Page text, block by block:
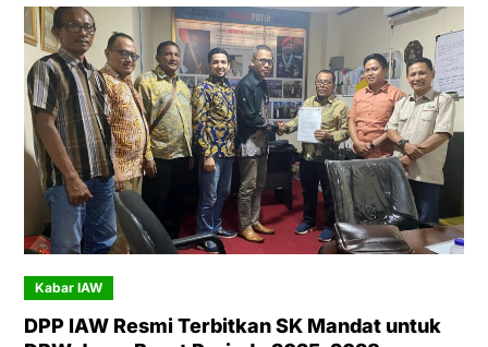
Kabar IAW
DPP IAW Resmi Terbitkan SK Mandat untuk